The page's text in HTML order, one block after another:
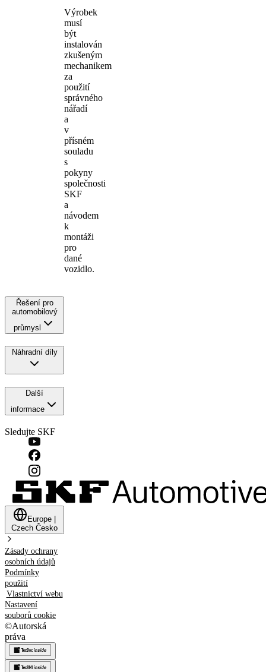
Výrobek
musí
být
instalován
zkušeným
mechanikem
za
použití
správného
nářadí
a
v
přísném
souladu
s
pokyny
společnosti
SKF
a
návodem
k
montáži
pro
dané
vozidlo.
Řešení pro
automobilový
průmysl
Náhradní díly
Další
informace
Sledujte SKF
Europe
Czech Česko
Zásady ochrany
osobních údajů
Podmínky
použití
Vlastnictví webu
Nastavení
souborů cookie
©Autorská
práva